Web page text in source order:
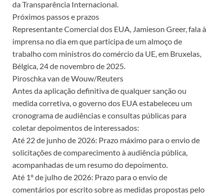
da Transparência Internacional.
Próximos passos e prazos
Representante Comercial dos EUA, Jamieson Greer, fala à
imprensa no dia em que participa de um almoço de
trabalho com ministros do comércio da UE, em Bruxelas,
Bélgica, 24 de novembro de 2025.
Piroschka van de Wouw/Reuters
Antes da aplicação definitiva de qualquer sanção ou
medida corretiva, o governo dos EUA estabeleceu um
cronograma de audiências e consultas públicas para
coletar depoimentos de interessados:
Até 22 de junho de 2026: Prazo máximo para o envio de
solicitações de comparecimento à audiência pública,
acompanhadas de um resumo do depoimento.
Até 1º de julho de 2026: Prazo para o envio de
comentários por escrito sobre as medidas propostas pelo